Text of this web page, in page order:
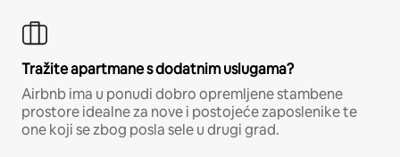
Tražite apartmane s dodatnim uslugama?
Airbnb ima u ponudi dobro opremljene stambene
prostore idealne za nove i postojeće zaposlenike te
one koji se zbog posla sele u drugi grad.